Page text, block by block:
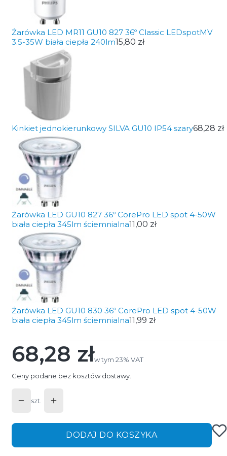
Żarówka LED MR11 GU10 827 36º Classic LEDspotMV
3.5-35W biała ciepła 240lm15,80 zł
Kinkiet jednokierunkowy SILVA GU10 IP54 szary68,28 zł
Żarówka LED GU10 827 36º CorePro LED spot 4-50W
biała ciepła 345lm ściemnialna11,00 zł
Żarówka LED GU10 830 36º CorePro LED spot 4-50W
biała ciepła 345lm ściemnialna11,99 zł
Cena
68,28 złw tym 23% VAT
w tym 23% VAT
Ceny podane bez kosztów dostawy.
szt.
DODAJ DO KOSZYKA